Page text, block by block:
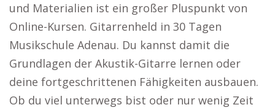
und Materialien ist ein großer Pluspunkt von
Online-Kursen. Gitarrenheld in 30 Tagen
Musikschule Adenau. Du kannst damit die
Grundlagen der Akustik-Gitarre lernen oder
deine fortgeschrittenen Fähigkeiten ausbauen.
Ob du viel unterwegs bist oder nur wenig Zeit